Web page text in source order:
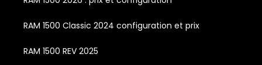
RAM 1500 Classic 2024 configuration et prix
RAM 1500 REV 2025